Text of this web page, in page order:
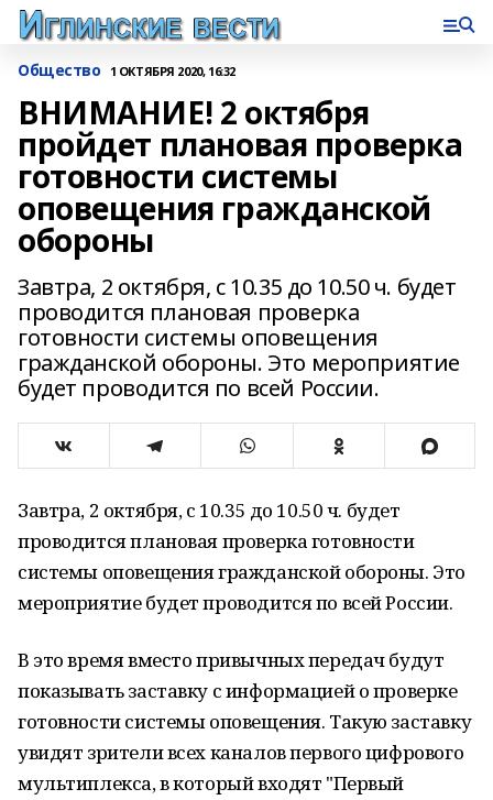
Общество 1 ОКТЯБРЯ 2020, 16:32
ВНИМАНИЕ! 2 октября
пройдет плановая проверка
готовности системы
оповещения гражданской
обороны
Завтра, 2 октября, с 10.35 до 10.50 ч. будет
проводится плановая проверка
готовности системы оповещения
гражданской обороны. Это мероприятие
будет проводится по всей России.
Завтра, 2 октября, с 10.35 до 10.50 ч. будет
проводится плановая проверка готовности
системы оповещения гражданской обороны. Это
мероприятие будет проводится по всей России.
В это время вместо привычных передач будут
показывать заставку с информацией о проверке
готовности системы оповещения. Такую заставку
увидят зрители всех каналов первого цифрового
мультиплекса, в который входят "Первый